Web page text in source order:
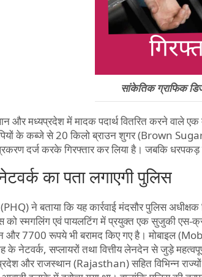
सांकेतिक ग्राफिक
और मध्यप्रदेश में मादक पदार्थ वितरित करने वाले
के कब्जे से 20 किलो ब्राउन शुगर (Brown Sugar
दर्ज करके गिरफ्तार कर लिया है। जबकि धरपकड़
का पता लगाएगी पुलिस
ने बताया कि यह कार्रवाई मंदसौर पुलिस
को स्मगलिंग एवं पायलटिंग में प्रयुक्त एक सुजुकी
और 7700 रूपये भी बरामद किए गए है। मोबाइल
के नेटवर्क, सप्लायरों तथा वित्तीय लेनदेन से जुड़े
और राजस्थान (Rajasthan) सहित विभिन्न